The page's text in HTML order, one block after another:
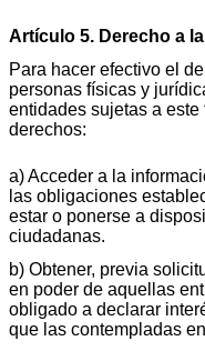
Artículo 5. Derecho a
Para hacer efectivo el
personas físicas y
entidades sujetas a
derechos:
a) Acceder a la
las obligaciones
estar o ponerse a
ciudadanas.
b) Obtener, previa
en poder de aquellas
obligado a declarar
que las contempladas